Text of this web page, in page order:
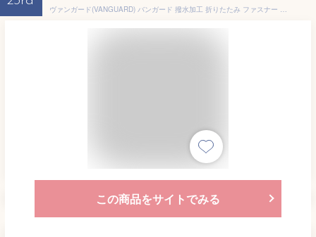
ヴァンガード(VANGUARD) バンガード 撥水加工 折りたたみ ファスナー トートバッグ (手のひら コンパクト になる 収納袋 付き) S 38×48.5×9.5ｃｍ レギュラー
この商品をサイトでみる